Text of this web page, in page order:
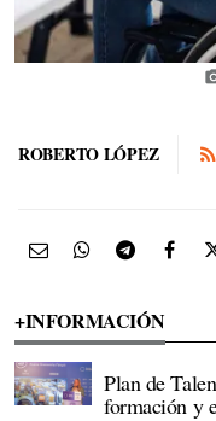
ROBERTO LÓPEZ
+INFORMACIÓN
Plan de
formación y